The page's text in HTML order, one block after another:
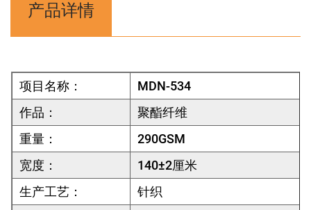
产品详情
项目名称：
MDN-534
作品：
聚酯纤维
重量：
290GSM
宽度：
140±2厘米
生产工艺：
针织